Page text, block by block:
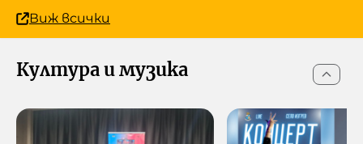
Виж всички
Култура и музика